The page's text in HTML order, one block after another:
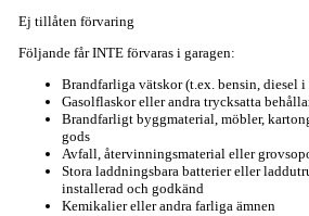
Ej tillåten förvaring
Följande får INTE förvaras i garagen:
Brandfarliga vätskor (t.ex. bensin, diesel
Gasolflaskor eller andra trycksatta
Brandfarligt byggmaterial, möbler,
gods
Avfall, återvinningsmaterial eller
Stora laddningsbara batterier eller
installerad och godkänd
Kemikalier eller andra farliga ämnen